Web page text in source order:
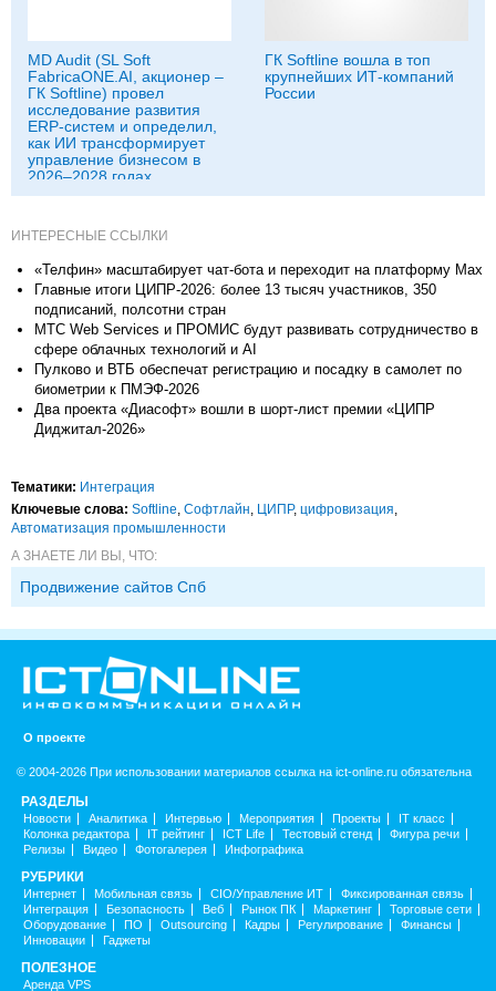
MD Audit (SL Soft
FabricaONE.AI, акционер –
ГК Softline) провел
исследование развития
ERP-систем и определил,
как ИИ трансформирует
управление бизнесом в
2026–2028 годах
ГК Softline вошла в топ
крупнейших ИТ-компаний
России
ИНТЕРЕСНЫЕ ССЫЛКИ
«Телфин» масштабирует чат-бота и переходит на платформу Max
Главные итоги ЦИПР-2026: более 13 тысяч участников, 350
подписаний, полсотни стран
МТС Web Services и ПРОМИС будут развивать сотрудничество в
сфере облачных технологий и AI
Пулково и ВТБ обеспечат регистрацию и посадку в самолет по
биометрии к ПМЭФ-2026
Два проекта «Диасофт» вошли в шорт-лист премии «ЦИПР
Диджитал-2026»
Тематики: Интеграция
Ключевые слова: Softline, Софтлайн, ЦИПР, цифровизация,
Автоматизация промышленности
А ЗНАЕТЕ ЛИ ВЫ, ЧТО:
Продвижение сайтов Спб
О проекте
© 2004-2026 При использовании материалов ссылка на ict-online.ru обязательна
РАЗДЕЛЫ
Новости Аналитика Интервью Мероприятия Проекты
IT класс
Колонка редактора
IT рейтинг ICT Life Тестовый стенд
Фигура речи
Релизы
Видео Фотогалерея Инфографика
РУБРИКИ
Интернет Мобильная связь CIO/Управление ИТ
Фиксированная связь
Интеграция
Безопасность Веб Рынок ПК Маркетинг
Торговые сети
Оборудование
ПО Outsourcing Кадры Регулирование
Финансы
Инновации
Гаджеты
ПОЛЕЗНОЕ
Аренда VPS